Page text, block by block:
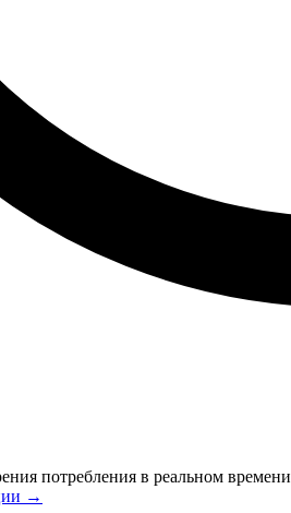
потребления в реальном времени
→